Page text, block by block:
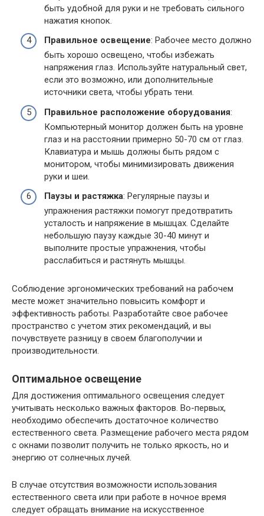
быть удобной для руки и не требовать сильного
нажатия кнопок.
Правильное освещение: Рабочее место должно
быть хорошо освещено, чтобы избежать
напряжения глаз. Используйте натуральный свет,
если это возможно, или дополнительные
источники света, чтобы убрать тени.
Правильное расположение оборудования:
Компьютерный монитор должен быть на уровне
глаз и на расстоянии примерно 50-70 см от глаз.
Клавиатура и мышь должны быть рядом с
монитором, чтобы минимизировать движения
руки и шеи.
Паузы и растяжка: Регулярные паузы и
упражнения растяжки помогут предотвратить
усталость и напряжение в мышцах. Сделайте
небольшую паузу каждые 30-40 минут и
выполните простые упражнения, чтобы
расслабиться и растянуть мышцы.
Соблюдение эргономических требований на рабочем
месте может значительно повысить комфорт и
эффективность работы. Разработайте свое рабочее
пространство с учетом этих рекомендаций, и вы
почувствуете разницу в своем благополучии и
производительности.
Оптимальное освещение
Для достижения оптимального освещения следует
учитывать несколько важных факторов. Во-первых,
необходимо обеспечить достаточное количество
естественного света. Размещение рабочего места рядом
с окнами позволит получить не только яркость, но и
энергию от солнечных лучей.
В случае отсутствия возможности использования
естественного света или при работе в ночное время
следует обращать внимание на искусственное